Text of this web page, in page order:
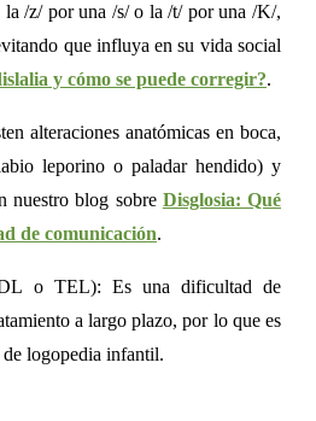
/z/ por una /s/ o la /t/ por una /K/,
que influya en su vida social
y cómo se puede corregir?.
alteraciones anatómicas en boca,
leporino o paladar hendido) y
nuestro blog sobre Disglosia: Qué
de comunicación.
o TEL): Es una dificultad de
a largo plazo, por lo que es
de logopedia infantil.